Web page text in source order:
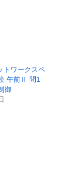
トワークスペ
午前Ⅱ 問1
御